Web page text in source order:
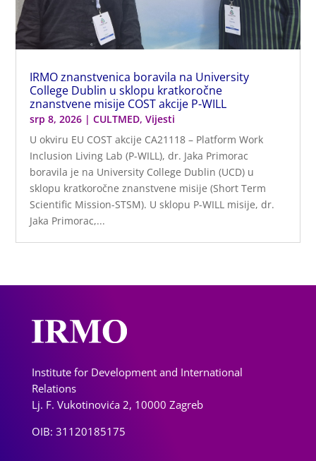
IRMO znanstvenica boravila na University
College Dublin u sklopu kratkoročne
znanstvene misije COST akcije P-WILL
srp 8, 2026 |CULTMED,Vijesti
U okviru EU COST akcije CA21118 – Platform Work
Inclusion Living Lab (P-WILL), dr. Jaka Primorac
boravila je na University College Dublin (UCD) u
sklopu kratkoročne znanstvene misije (Short Term
Scientific Mission-STSM). U sklopu P-WILL misije, dr.
Jaka Primorac,...
Institute for Development and International
Relations
Lj. F. Vukotinovića 2, 10000 Zagreb
OIB: 31120185175